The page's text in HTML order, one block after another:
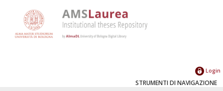
Login
STRUMENTI DI NAVIGAZIONE